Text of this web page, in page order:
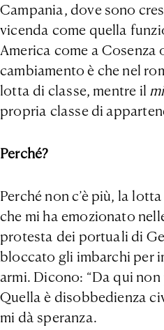
Campania, dove sono
vicenda come quella
America come a Cosenza
cambiamento è che nel
lotta di classe, mentre il
propria classe di
Perché?
Perché non c’è più, la
che mi ha emozionato
protesta dei portuali di
bloccato gli imbarchi per
armi. Dicono: “Da qui non
Quella è disobbedienza
mi dà speranza.